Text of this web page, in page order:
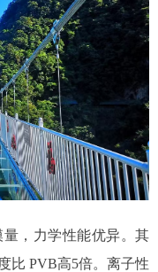
，力学性能优异。其
比 PVB高5倍。离子性